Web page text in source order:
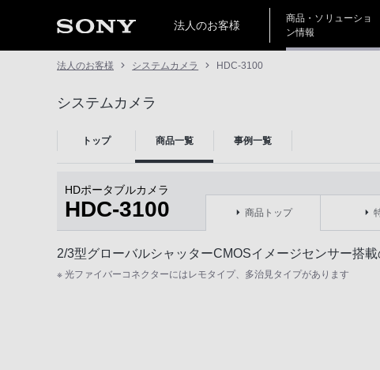
法人のお客様
商品・ソリューショ
ン情報
法人のお客様 システムカメラ HDC-3100
システムカメラ
トップ 商品一覧 事例一覧
HDポータブルカメラ
HDC-3100 商品トップ
2/3型グローバルシャッターCMOSイメージセンサー搭
※ 光ファイバーコネクターにはレモタイプ、多治見タイプがあります